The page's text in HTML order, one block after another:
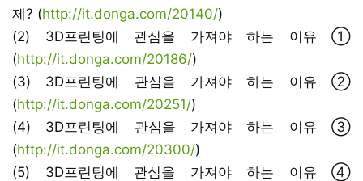
제? (http://it.donga.com/20140/)
(2) 3D프린팅에 관심을 가져야 하는 이유 ①
(http://it.donga.com/20186/)
(3) 3D프린팅에 관심을 가져야 하는 이유 ②
(http://it.donga.com/20251/)
(4) 3D프린팅에 관심을 가져야 하는 이유 ③
(http://it.donga.com/20300/)
(5) 3D프린팅에 관심을 가져야 하는 이유 ④